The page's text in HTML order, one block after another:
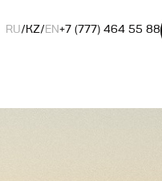
RU/KZ/EN+7 (777) 464 55 88